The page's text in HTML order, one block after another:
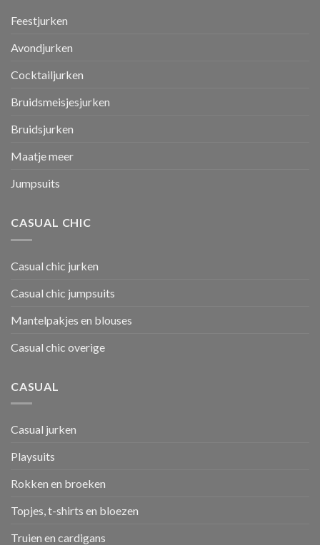
Feestjurken
Avondjurken
Cocktailjurken
Bruidsmeisjesjurken
Bruidsjurken
Maatje meer
Jumpsuits
CASUAL CHIC
Casual chic jurken
Casual chic jumpsuits
Mantelpakjes en blouses
Casual chic overige
CASUAL
Casual jurken
Playsuits
Rokken en broeken
Topjes, t-shirts en bloezen
Truien en cardigans